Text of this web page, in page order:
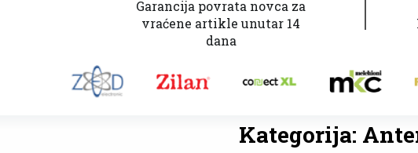
Garancija povrata novca za
vraćene artikle unutar 14
dana
Kategorija: